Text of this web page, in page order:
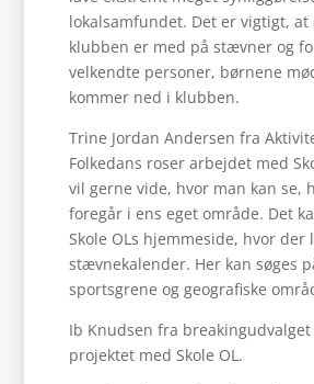
lokalsamfundet. Det er vigtigt, at
klubben er med på stævner og
velkendte personer, børnene
kommer ned i klubben.
Trine Jordan Andersen fra
Folkedans roser arbejdet med
vil gerne vide, hvor man kan se,
foregår i ens eget område. Det
Skole OLs hjemmeside, hvor der
stævnekalender. Her kan søges
sportsgrene og geografiske
Ib Knudsen fra breakingudvalget
projektet med Skole OL.